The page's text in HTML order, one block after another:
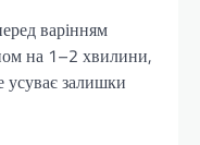
варінням
на 1–2 хвилини,
усуває залишки